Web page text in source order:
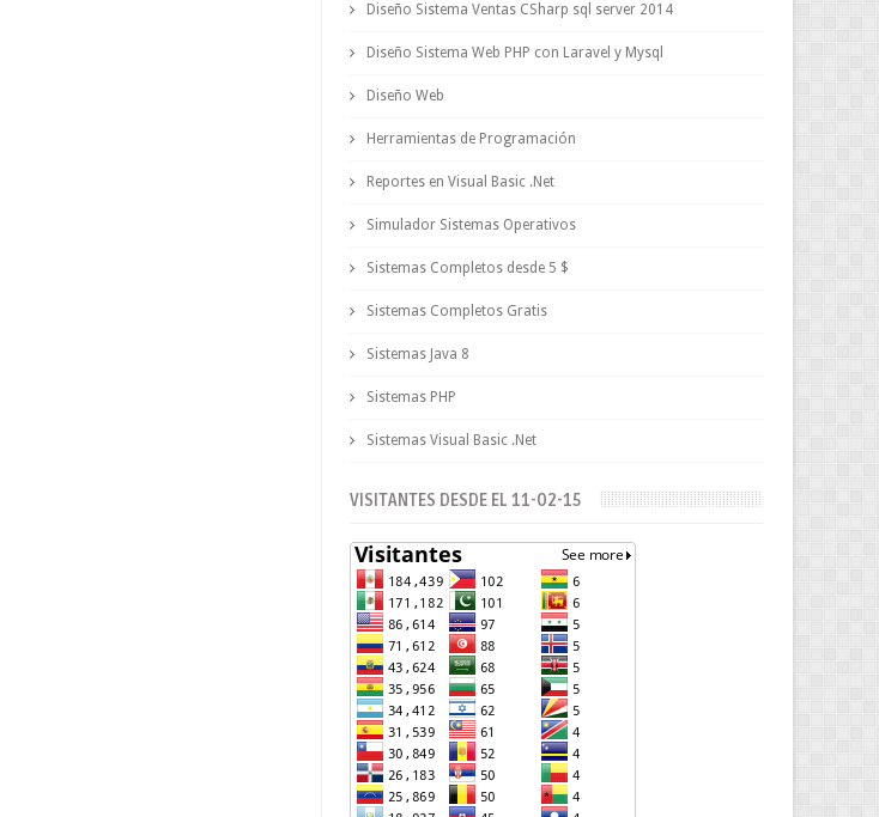
Diseño Sistema Ventas CSharp sql server 2014
Diseño Sistema Web PHP con Laravel y Mysql
Diseño Web
Herramientas de Programación
Reportes en Visual Basic .Net
Simulador Sistemas Operativos
Sistemas Completos desde 5 $
Sistemas Completos Gratis
Sistemas Java 8
Sistemas PHP
Sistemas Visual Basic .Net
VISITANTES DESDE EL 11-02-15